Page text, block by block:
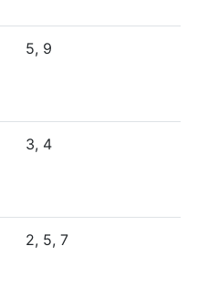
5, 9
3, 4
2, 5, 7